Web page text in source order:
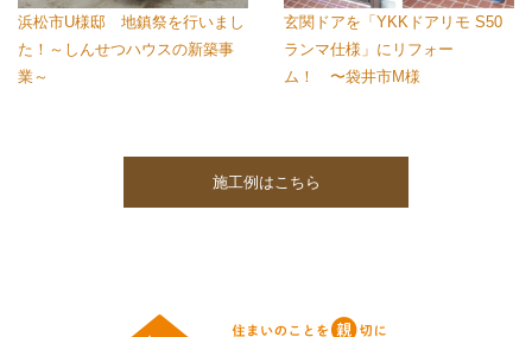
浜松市U様邸 地鎮祭を行いまし
た！～しんせつハウスの新築事
業～
玄関ドアを「YKKドアリモ S50
ランマ仕様」にリフォー
ム！ 〜袋井市M様
施工例はこちら